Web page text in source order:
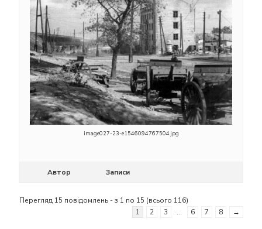
image027-23-e1546094767504.jpg
Автор Записи
Перегляд 15 повідомлень - з 1 по 15 (всього 116)
1
2 3 … 6 7 8 →